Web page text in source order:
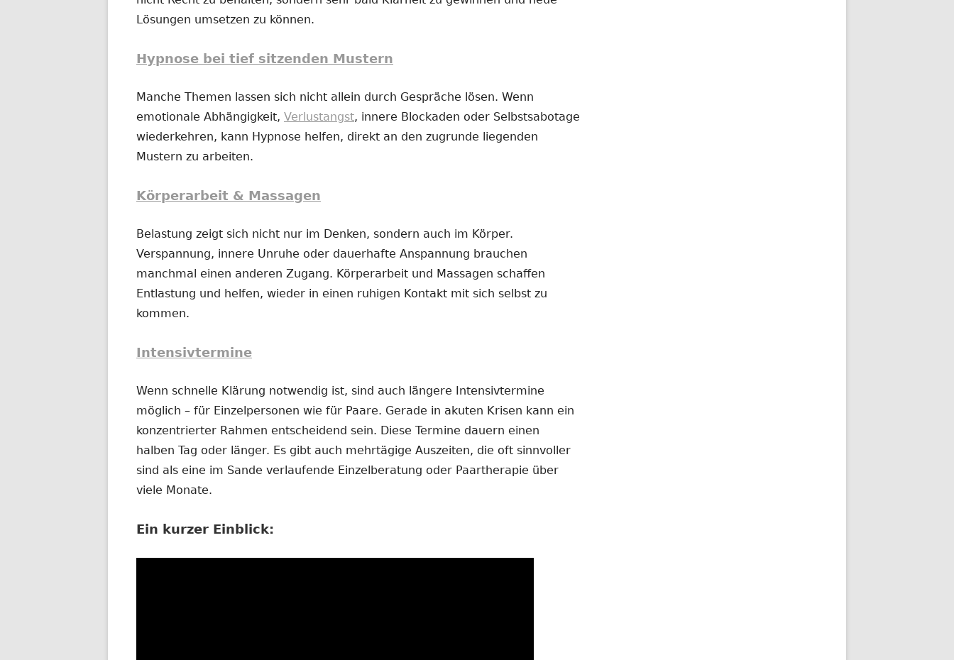
Lösungen umsetzen zu können.
Hypnose bei tief sitzenden Mustern
Manche Themen lassen sich nicht allein durch Gespräche lösen. Wenn
emotionale Abhängigkeit, Verlustangst, innere Blockaden oder Selbstsabotage
wiederkehren, kann Hypnose helfen, direkt an den zugrunde liegenden
Mustern zu arbeiten.
Körperarbeit & Massagen
Belastung zeigt sich nicht nur im Denken, sondern auch im Körper.
Verspannung, innere Unruhe oder dauerhafte Anspannung brauchen
manchmal einen anderen Zugang. Körperarbeit und Massagen schaffen
Entlastung und helfen, wieder in einen ruhigen Kontakt mit sich selbst zu
kommen.
Intensivtermine
Wenn schnelle Klärung notwendig ist, sind auch längere Intensivtermine
möglich – für Einzelpersonen wie für Paare. Gerade in akuten Krisen kann ein
konzentrierter Rahmen entscheidend sein. Diese Termine dauern einen
halben Tag oder länger. Es gibt auch mehrtägige Auszeiten, die oft sinnvoller
sind als eine im Sande verlaufende Einzelberatung oder Paartherapie über
viele Monate.
Ein kurzer Einblick: